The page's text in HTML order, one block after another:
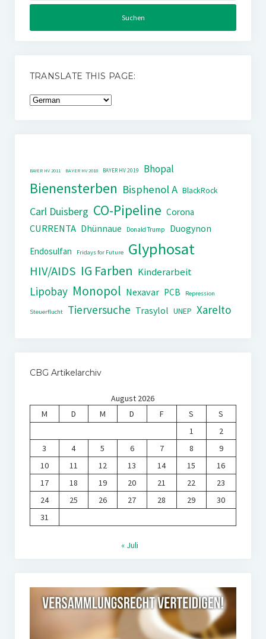
TRANSLATE THIS PAGE:
BAYER HV 2011 BAYER HV 2018 BAYER HV 2019 Bhopal
Bienensterben Bisphenol A BlackRock
Carl Duisberg CO-Pipeline Corona
CURRENTA Dhünnaue Donald Trump
Duogynon
Endosulfan
Fridays for Future Glyphosat
HIV/AIDS IG Farben Kinderarbeit
Lipobay Monopol Nexavar PCB Repression
Steuerflucht Tierversuche Trasylol UNEP Xarelto
CBG Artikelarchiv
August 2026
M
D M D F S
S
1
2
3
4 5 6 7 8
9
10
11 12 13 14 15
16
17
18 19 20 21 22
23
24
25 26 27 28 29
30
31
« Juli